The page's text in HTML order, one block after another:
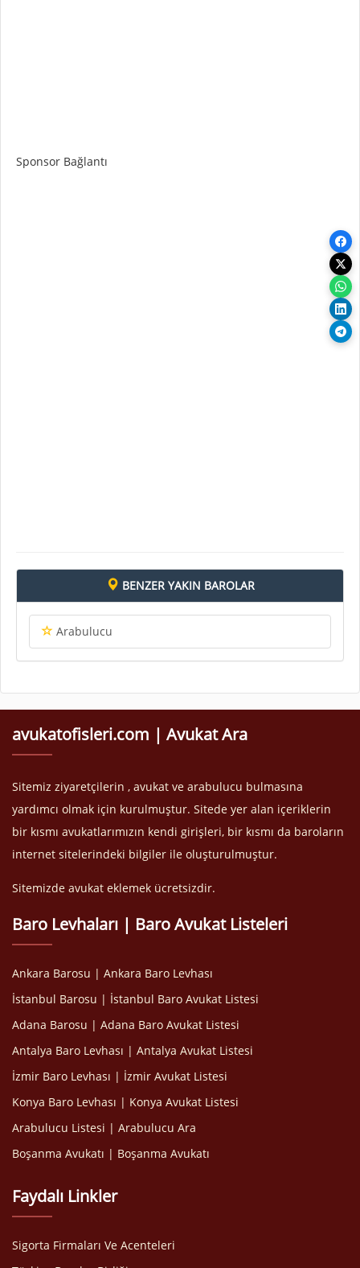
Sponsor Bağlantı
BENZER YAKIN BAROLAR
Arabulucu
avukatofisleri.com | Avukat Ara
Sitemiz ziyaretçilerin , avukat ve arabulucu bulmasına
yardımcı olmak için kurulmuştur. Sitede yer alan içeriklerin
bir kısmı avukatlarımızın kendi girişleri, bir kısmı da baroların
internet sitelerindeki bilgiler ile oluşturulmuştur.
Sitemizde avukat eklemek ücretsizdir.
Baro Levhaları | Baro Avukat Listeleri
Ankara Barosu | Ankara Baro Levhası
İstanbul Barosu | İstanbul Baro Avukat Listesi
Adana Barosu | Adana Baro Avukat Listesi
Antalya Baro Levhası | Antalya Avukat Listesi
İzmir Baro Levhası | İzmir Avukat Listesi
Konya Baro Levhası | Konya Avukat Listesi
Arabulucu Listesi | Arabulucu Ara
Boşanma Avukatı | Boşanma Avukatı
Faydalı Linkler
Sigorta Firmaları Ve Acenteleri